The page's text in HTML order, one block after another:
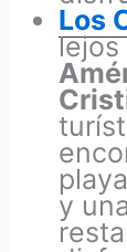
Los
y